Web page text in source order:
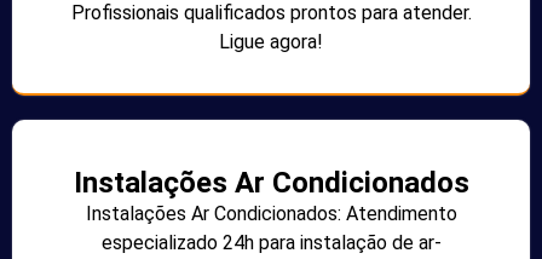
Profissionais qualificados prontos para atender.
Ligue agora!
Instalações Ar Condicionados
Instalações Ar Condicionados: Atendimento
especializado 24h para instalação de ar-